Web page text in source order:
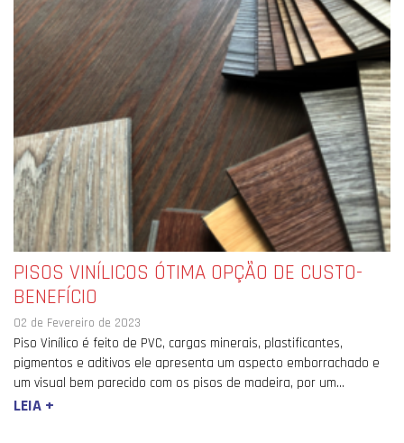
PISOS VINÍLICOS ÓTIMA OPÇÃO DE CUSTO-
BENEFÍCIO
02 de Fevereiro de 2023
Piso Vinílico é feito de PVC, cargas minerais, plastificantes,
pigmentos e aditivos ele apresenta um aspecto emborrachado e
um visual bem parecido com os pisos de madeira, por um...
LEIA +